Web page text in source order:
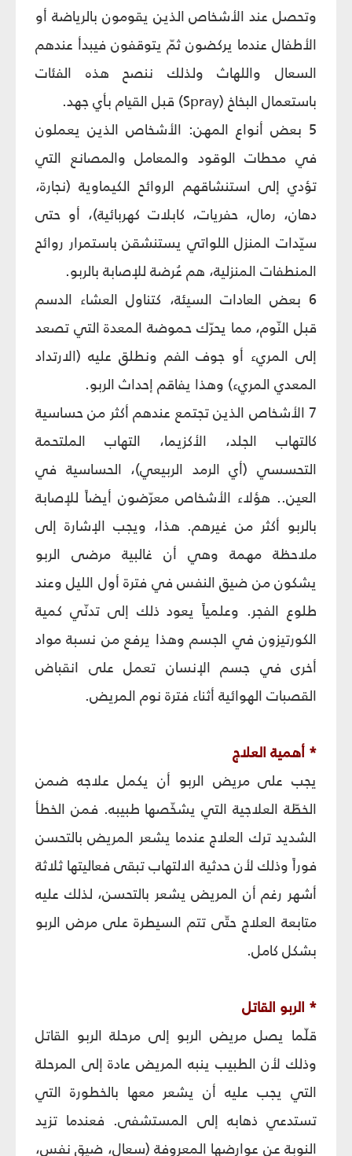
وتحصل عند الأشخاص الذين يقومون بالرياضة أو
الأطفال عندما يركضون ثمّ يتوقفون فيبدأ عندهم
السعال واللهاث ولذلك ننصح هذه الفئات
باستعمال البخاخ (Spray) قبل القيام بأي جهد.
5 بعض أنواع المهن: الأشخاص الذين يعملون
في محطات الوقود والمعامل والمصانع التي
تؤدي إلى استنشاقهم الروائح الكيماوية (نجارة،
دهان، رمال، حفريات، كابلات كهربائية)، أو حتى
سيّدات المنزل اللواتي يستنشقن باستمرار روائح
المنطفات المنزلية، هم عُرضة للإصابة بالربو.
6 بعض العادات السيئة، كتناول العشاء الدسم
قبل النّوم، مما يحرّك حموضة المعدة التي تصعد
إلى المريء أو جوف الفم ونطلق عليه (الارتداد
المعدي المريء) وهذا يفاقم إحداث الربو.
7 الأشخاص الذين تجتمع عندهم أكثر من حساسية
كالتهاب الجلد، الأكزيما، التهاب الملتحمة
التحسسي (أي الرمد الربيعي)، الحساسية في
العين.. هؤلاء الأشخاص معرّضون أيضاً للإصابة
بالربو أكثر من غيرهم. هذا، ويجب الإشارة إلى
ملاحظة مهمة وهي أن غالبية مرضى الربو
يشكون من ضيق النفس في فترة أول الليل وعند
طلوع الفجر. وعلمياً يعود ذلك إلى تدنّي كمية
الكورتيزون في الجسم وهذا يرفع من نسبة مواد
أخرى في جسم الإنسان تعمل على انقباض
القصبات الهوائية أثناء فترة نوم المريض.
* أهمية العلاج
يجب على مريض الربو أن يكمل علاجه ضمن
الخطّة العلاجية التي يشخّصها طبيبه. فمن الخطأ
الشديد ترك العلاج عندما يشعر المريض بالتحسن
فوراً وذلك لأن حدثية الالتهاب تبقى فعاليتها ثلاثة
أشهر رغم أن المريض يشعر بالتحسن، لذلك عليه
متابعة العلاج حتّى تتم السيطرة على مرض الربو
بشكل كامل.
* الربو القاتل
قلّما يصل مريض الربو إلى مرحلة الربو القاتل
وذلك لأن الطبيب ينبه المريض عادة إلى المرحلة
التي يجب عليه أن يشعر معها بالخطورة التي
تستدعي ذهابه إلى المستشفى. فعندما تزيد
النوبة عن عوارضها المعروفة (سعال، ضيق نفس،